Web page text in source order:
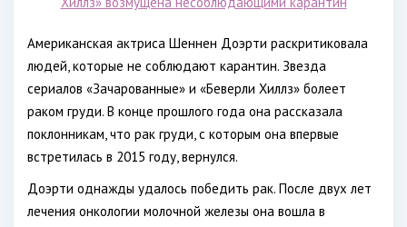
Американская актриса Шеннен Доэрти раскритиковала
людей, которые не соблюдают карантин. Звезда
сериалов «Зачарованные» и «Беверли Хиллз» болеет
раком груди. В конце прошлого года она рассказала
поклонникам, что рак груди, с которым она впервые
встретилась в 2015 году, вернулся.
Доэрти однажды удалось победить рак. После двух лет
лечения онкологии молочной железы она вошла в